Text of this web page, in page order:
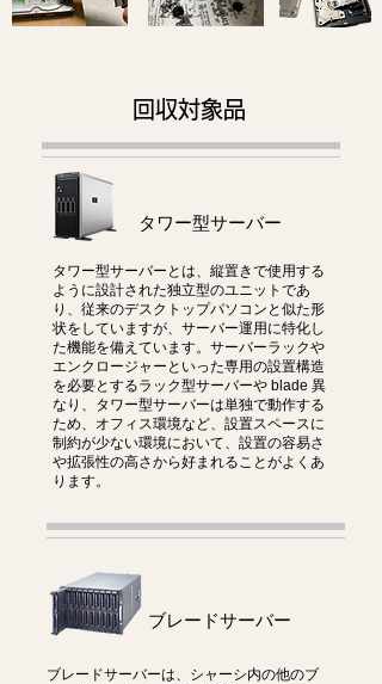
回収対象品
タワー型サーバー
タワー型サーバーとは、縦置きで使用する
ように設計された独立型のユニットであ
り、従来のデスクトップパソコンと似た形
状をしていますが、サーバー運用に特化し
た機能を備えています。サーバーラックや
エンクロージャーといった専用の設置構造
を必要とするラック型サーバーや blade 異
なり、タワー型サーバーは単独で動作する
ため、オフィス環境など、設置スペースに
制約が少ない環境において、設置の容易さ
や拡張性の高さから好まれることがよくあ
ります。
ブレードサーバー
ブレードサーバーは、シャーシ内の他のブ